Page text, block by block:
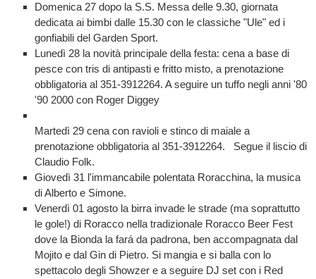
Domenica 27 dopo la S.S. Messa delle 9.30, giornata
dedicata ai bimbi dalle 15.30 con le classiche "Ule" ed i
gonfiabili del Garden Sport.
Lunedì 28 la novità principale della festa: cena a base di
pesce con tris di antipasti e fritto misto, a prenotazione
obbligatoria al 351-3912264. A seguire un tuffo negli anni '80
'90 2000 con Roger Diggey
Martedì 29 cena con ravioli e stinco di maiale a
prenotazione obbligatoria al 351-3912264. Segue il liscio di
Claudio Folk.
Giovedì 31 l'immancabile polentata Roracchina, la musica
di Alberto e Simone.
Venerdì 01 agosto la birra invade le strade (ma soprattutto
le gole!) di Roracco nella tradizionale Roracco Beer Fest
dove la Bionda la fará da padrona, ben accompagnata dal
Mojito e dal Gin di Pietro. Si mangia e si balla con lo
spettacolo degli Showzer e a seguire DJ set con i Red